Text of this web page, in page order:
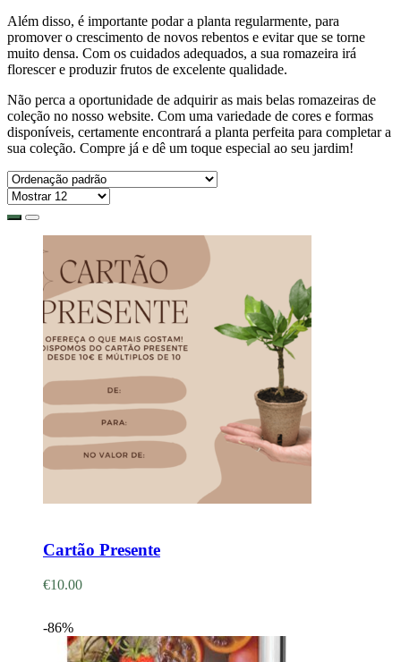
Além disso, é importante podar a planta regularmente, para
promover o crescimento de novos rebentos e evitar que se torne
muito densa. Com os cuidados adequados, a sua romazeira irá
florescer e produzir frutos de excelente qualidade.
Não perca a oportunidade de adquirir as mais belas romazeiras de
coleção no nosso website. Com uma variedade de cores e formas
disponíveis, certamente encontrará a planta perfeita para completar a
sua coleção. Compre já e dê um toque especial ao seu jardim!
Cartão Presente
€10.00
-86%